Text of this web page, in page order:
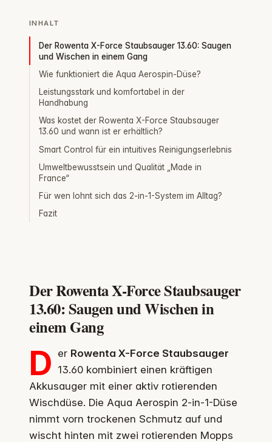
INHALT
Der Rowenta X-Force Staubsauger 13.60: Saugen
und Wischen in einem Gang
Wie funktioniert die Aqua Aerospin-Düse?
Leistungsstark und komfortabel in der
Handhabung
Was kostet der Rowenta X-Force Staubsauger
13.60 und wann ist er erhältlich?
Smart Control für ein intuitives Reinigungserlebnis
Umweltbewusstsein und Qualität „Made in
France“
Für wen lohnt sich das 2‑in‑1-System im Alltag?
Fazit
Der Rowenta X-Force Staubsauger
13.60: Saugen und Wischen in
einem Gang
D er Rowenta X-Force Staubsauger
13.60 kombiniert einen kräftigen
Akkusauger mit einer aktiv rotierenden
Wischdüse. Die Aqua Aerospin 2‑in‑1-Düse
nimmt vorn trockenen Schmutz auf und
wischt hinten mit zwei rotierenden Mopps